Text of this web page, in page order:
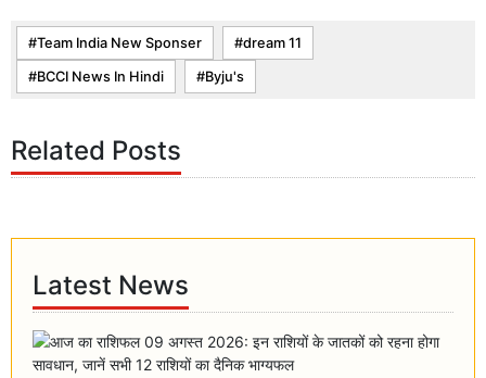
Team India New Sponser dream 11
BCCI News In Hindi Byju's
Related Posts
Latest News